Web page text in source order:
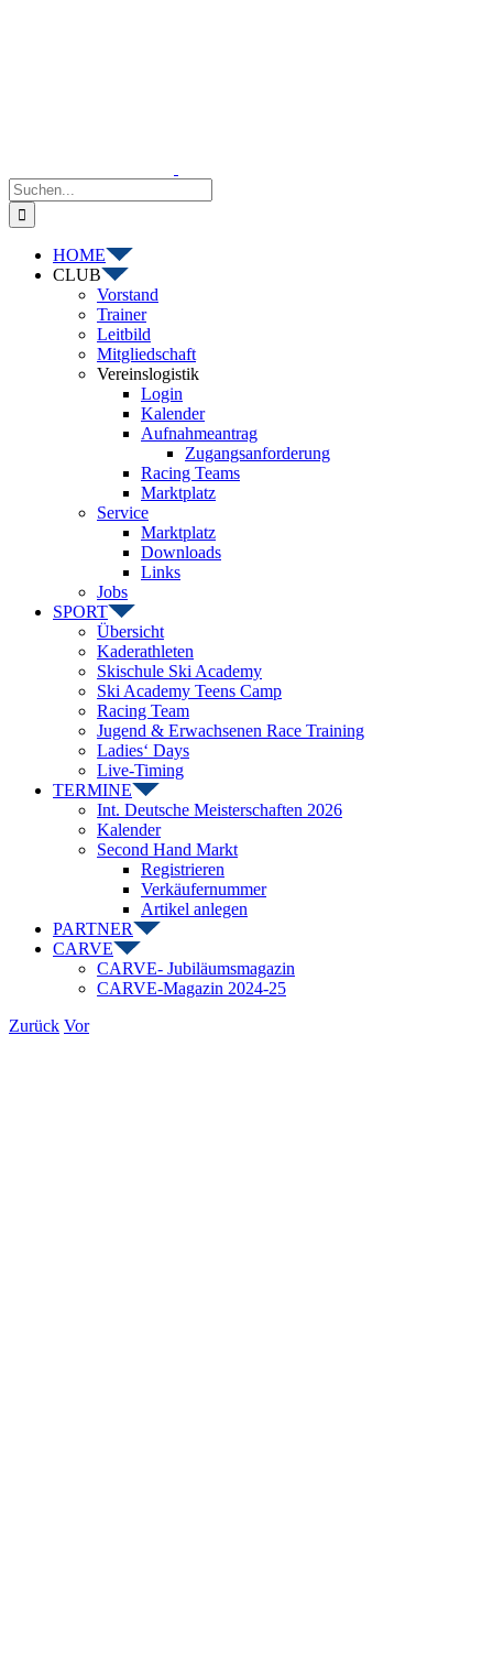
Suche
nach:
HOME
CLUB
Vorstand
Trainer
Leitbild
Mitgliedschaft
Vereinslogistik
Login
Kalender
Aufnahmeantrag
Zugangsanforderung
Racing Teams
Marktplatz
Service
Marktplatz
Downloads
Links
Jobs
SPORT
Übersicht
Kaderathleten
Skischule Ski Academy
Ski Academy Teens Camp
Racing Team
Jugend & Erwachsenen Race Training
Ladies‘ Days
Live-Timing
TERMINE
Int. Deutsche Meisterschaften 2026
Kalender
Second Hand Markt
Registrieren
Verkäufernummer
Artikel anlegen
PARTNER
CARVE
CARVE- Jubiläumsmagazin
CARVE-Magazin 2024-25
Zurück Vor